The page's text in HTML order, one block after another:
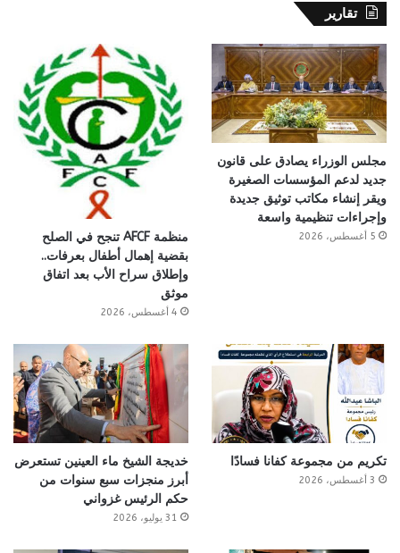
تقارير
مجلس الوزراء يصادق على قانون
جديد لدعم المؤسسات الصغيرة
ويقر إنشاء مكاتب توثيق جديدة
وإجراءات تنظيمية واسعة
5 أغسطس، 2026
منظمة AFCF تنجح في الصلح
بقضية إهمال أطفال بعرفات..
وإطلاق سراح الأب بعد اتفاق
موثق
4 أغسطس، 2026
تكريم من مجموعة كفانا فسادًا
3 أغسطس، 2026
خديجة الشيخ ماء العينين تستعرض
أبرز منجزات سبع سنوات من
حكم الرئيس غزواني
31 يوليو، 2026